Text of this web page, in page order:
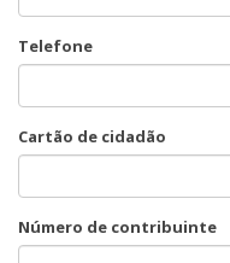
Telefone
Cartão de cidadão
Número de contribuinte